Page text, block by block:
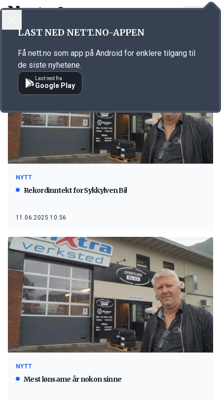
Emne: Sykkylven Bil
NYTT
Rekordinntekt for Sykkylven Bil
11.06.2025 10:56
NYTT
Mest lønsame år nokon sinne
LAST NED NETT.NO-APPEN
Få nett.no som app på Android for enklere tilgang til
de siste nyhetene.
Last ned fra
Google Play